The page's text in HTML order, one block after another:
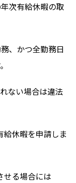
次有給休暇の取
、かつ全勤務日
ない場合は違法
給休暇を申請しま
せる場合には